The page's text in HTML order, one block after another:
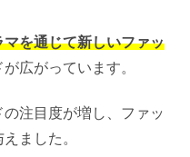
マを通じて新しいファッ
広がっています。
注目度が増し、ファッ
ました。